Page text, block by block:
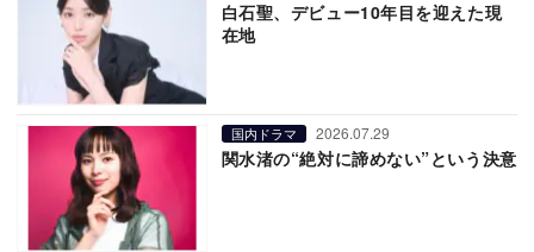
白石聖、デビュー10年目を迎えた現
在地
国内ドラマ 2026.07.29
関水渚の“絶対に諦めない”という決意